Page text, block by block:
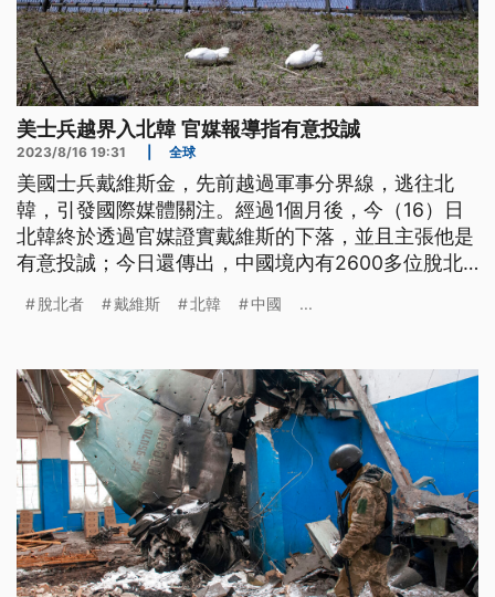
美士兵越界入北韓 官媒報導指有意投誠
2023/8/16 19:31 全球
美國士兵戴維斯金，先前越過軍事分界線，逃往北
韓，引發國際媒體關注。經過1個月後，今（16）日
北韓終於透過官媒證實戴維斯的下落，並且主張他是
有意投誠；今日還傳出，中國境內有2600多位脫北
際記者楊虔豪解說圍繞北韓的兩件大事。
脫北者 戴維斯 北韓 中國 ...